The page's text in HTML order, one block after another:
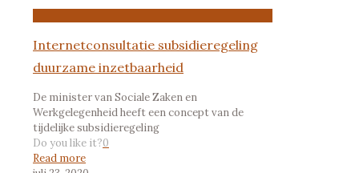
Internetconsultatie subsidieregeling
duurzame inzetbaarheid
De minister van Sociale Zaken en
Werkgelegenheid heeft een concept van de
tijdelijke subsidieregeling
Do you like it?0
Read more